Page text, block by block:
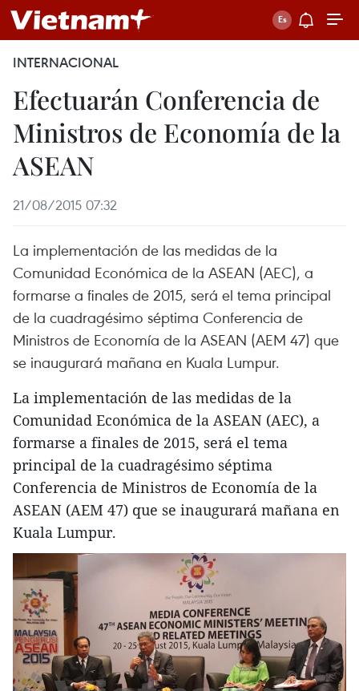
INTERNACIONAL
Efectuarán Conferencia de
Ministros de Economía de la
ASEAN
21/08/2015 07:32
La implementación de las medidas de la
Comunidad Económica de la ASEAN (AEC), a
formarse a finales de 2015, será el tema principal
de la cuadragésimo séptima Conferencia de
Ministros de Economía de la ASEAN (AEM 47) que
se inaugurará mañana en Kuala Lumpur.
La implementación de las medidas de la
Comunidad Económica de la ASEAN (AEC), a
formarse a finales de 2015, será el tema
principal de la cuadragésimo séptima
Conferencia de Ministros de Economía de la
ASEAN (AEM 47) que se inaugurará mañana en
Kuala Lumpur.